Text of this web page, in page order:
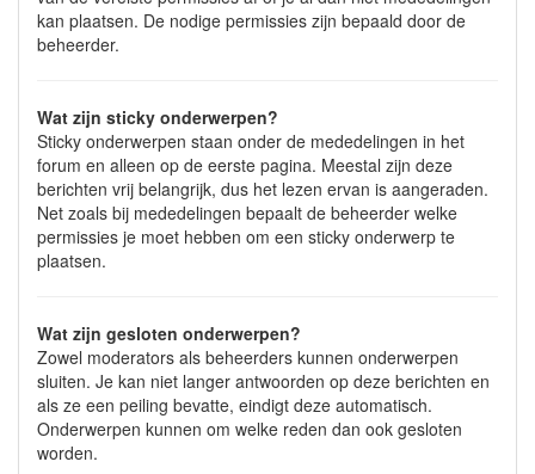
kan plaatsen. De nodige permissies zijn bepaald door de
beheerder.
Wat zijn sticky onderwerpen?
Sticky onderwerpen staan onder de mededelingen in het
forum en alleen op de eerste pagina. Meestal zijn deze
berichten vrij belangrijk, dus het lezen ervan is aangeraden.
Net zoals bij mededelingen bepaalt de beheerder welke
permissies je moet hebben om een sticky onderwerp te
plaatsen.
Wat zijn gesloten onderwerpen?
Zowel moderators als beheerders kunnen onderwerpen
sluiten. Je kan niet langer antwoorden op deze berichten en
als ze een peiling bevatte, eindigt deze automatisch.
Onderwerpen kunnen om welke reden dan ook gesloten
worden.